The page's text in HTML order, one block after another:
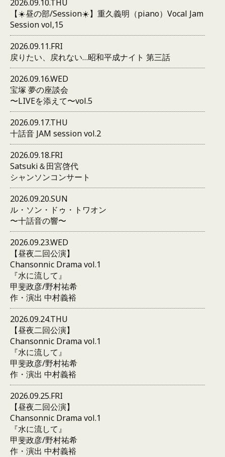
2026.09.10.THU
【☀️昼の部/Session☀️】重久義明（piano）Vocal Jam
Session vol,15
2026.09.11.FRI
戻りたい、戻れない…昭和平成ナイト 第三話
2026.09.16.WED
宝塚 夢の座談会
〜LIVEを添えて〜vol.5
2026.09.17.THU
十話音 JAM session vol.2
2026.09.18.FRI
Satsuki＆田宮啓代
シャンソンコンサート
2026.09.20.SUN
ル・ソン・ドゥ・トワオン
〜十話音の響〜
2026.09.23.WED
【昼夜二回公演】
Chansonnic Drama vol.1
『水に流して』
甲斐政彦/野村祐希
作・演出 中村義裕
2026.09.24.THU
【昼夜二回公演】
Chansonnic Drama vol.1
『水に流して』
甲斐政彦/野村祐希
作・演出 中村義裕
2026.09.25.FRI
【昼夜二回公演】
Chansonnic Drama vol.1
『水に流して』
甲斐政彦/野村祐希
作・演出 中村義裕